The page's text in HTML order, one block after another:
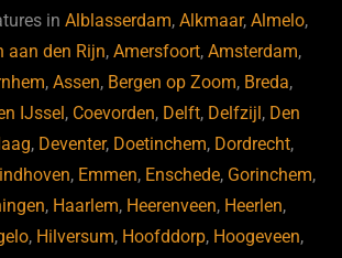
dI
n
inAlblasserdam,Alkmaar,Almelo,
aan den Rijn,Amersfoort,Amsterdam,
,Assen, Bergen op Zoom, Breda,
IJssel, Coevorden, Delft, Delfzijl, Den
, Deventer, Doetinchem, Dordrecht,
, Emmen, Enschede, Gorinchem,
, Haarlem, Heerenveen, Heerlen,
, Hilversum, Hoofddorp, Hoogeveen,